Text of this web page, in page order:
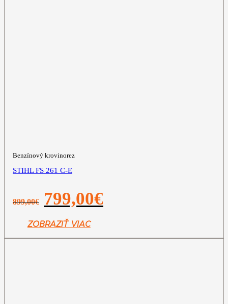
Benzínový krovinorez
STIHL FS 261 C-E
899,00€
Pôvodná
cena
899,00€.
799,00€
ZOBRAZIŤ VIAC